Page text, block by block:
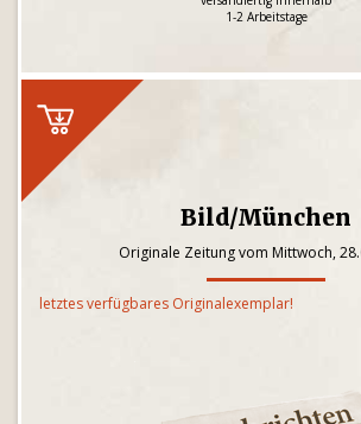
1-2 Arbeitstage
Bild/München
Originale Zeitung vom Mittwoch,
letztes verfügbares Originalexemplar!